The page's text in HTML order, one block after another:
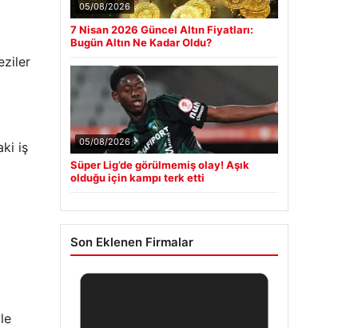
iş
05/08/2026
7 Nisan 2026 Güncel Altın Fiyatları:
Bugün Altın Ne Kadar Oldu?
05/08/2026
Süper Lig’de görülmemiş olay! Aşık
olduğu için kampı terk etti
Son Eklenen Firmalar